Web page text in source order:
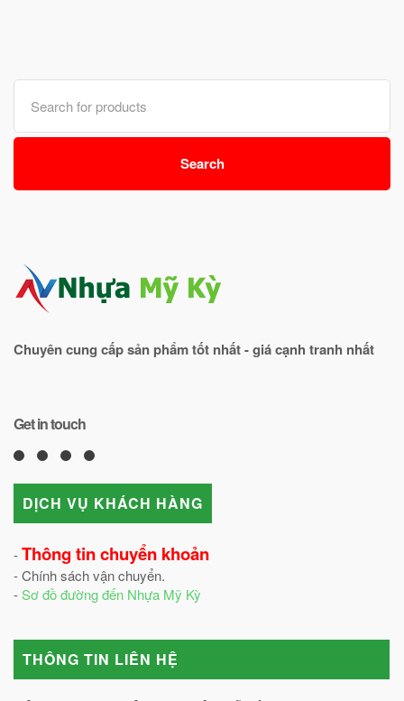
Search
for:
Search
Chuyên cung cấp sản phẩm tốt nhất - giá cạnh tranh nhất
Get in touch
DỊCH VỤ KHÁCH HÀNG
-Thông tin chuyển khoản
- Chính sách vận chuyển.
-Sơ đồ đường đến Nhựa Mỹ Kỳ
THÔNG TIN LIÊN HỆ